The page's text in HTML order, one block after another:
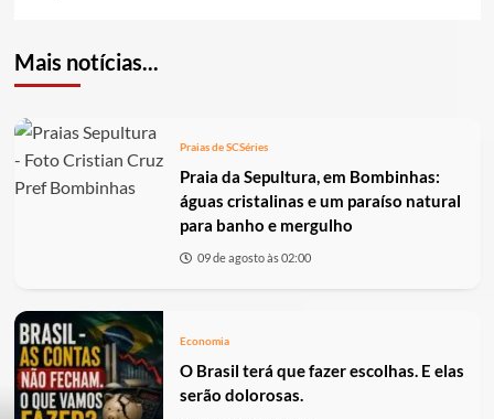
Mais notícias...
Praias de SCSéries
Praia da Sepultura, em Bombinhas:
águas cristalinas e um paraíso natural
para banho e mergulho
09 de agosto às 02:00
Economia
O Brasil terá que fazer escolhas. E elas
serão dolorosas.